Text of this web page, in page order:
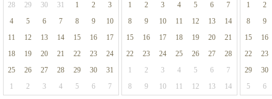
28 29 30 31 1 2
3
4
5 6 7 8 9
10
11
12 13 14 15 16
17
18
19 20 21 22 23
24
25
26 27 28 29 30
31
1
2 3 4 5 6 7
1 2 3 4 5 6
7
8
9 10 11 12 13
14
15
16 17 18 19 20
21
22
23 24 25 26 27
28
1
2 3 4 5 6
7
8
9 10 11 12 13 14
1
2
8
9
15
16
22
23
29
30
5
6